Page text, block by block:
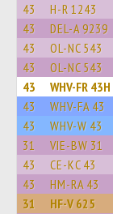
43 H-R 1243
43 DEL-A 9239
43 OL-NC 543
43 OL-NC 543
43 WHV-FR 43H
43 WHV-FA 43
43 WHV-W 43
31 VIE-BW 31
43 CE-KC 43
43 HM-RA 43
31 HF-V 625